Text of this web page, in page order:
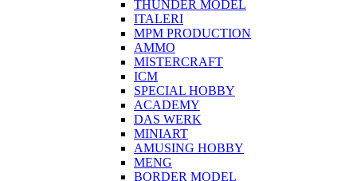
THUNDER MODEL
ITALERI
MPM PRODUCTION
AMMO
MISTERCRAFT
ICM
SPECIAL HOBBY
ACADEMY
DAS WERK
MINIART
AMUSING HOBBY
MENG
BORDER MODEL